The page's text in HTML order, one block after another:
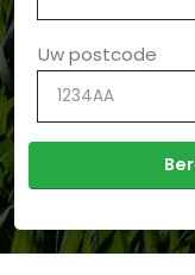
Uw postcode